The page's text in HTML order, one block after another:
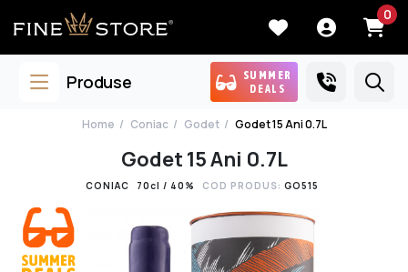
0
Produse
SUMMER
DEALS
Home Coniac Godet Godet 15 Ani 0.7L
Godet 15 Ani 0.7L
CONIAC 70cl / 40% COD PRODUS: GO515